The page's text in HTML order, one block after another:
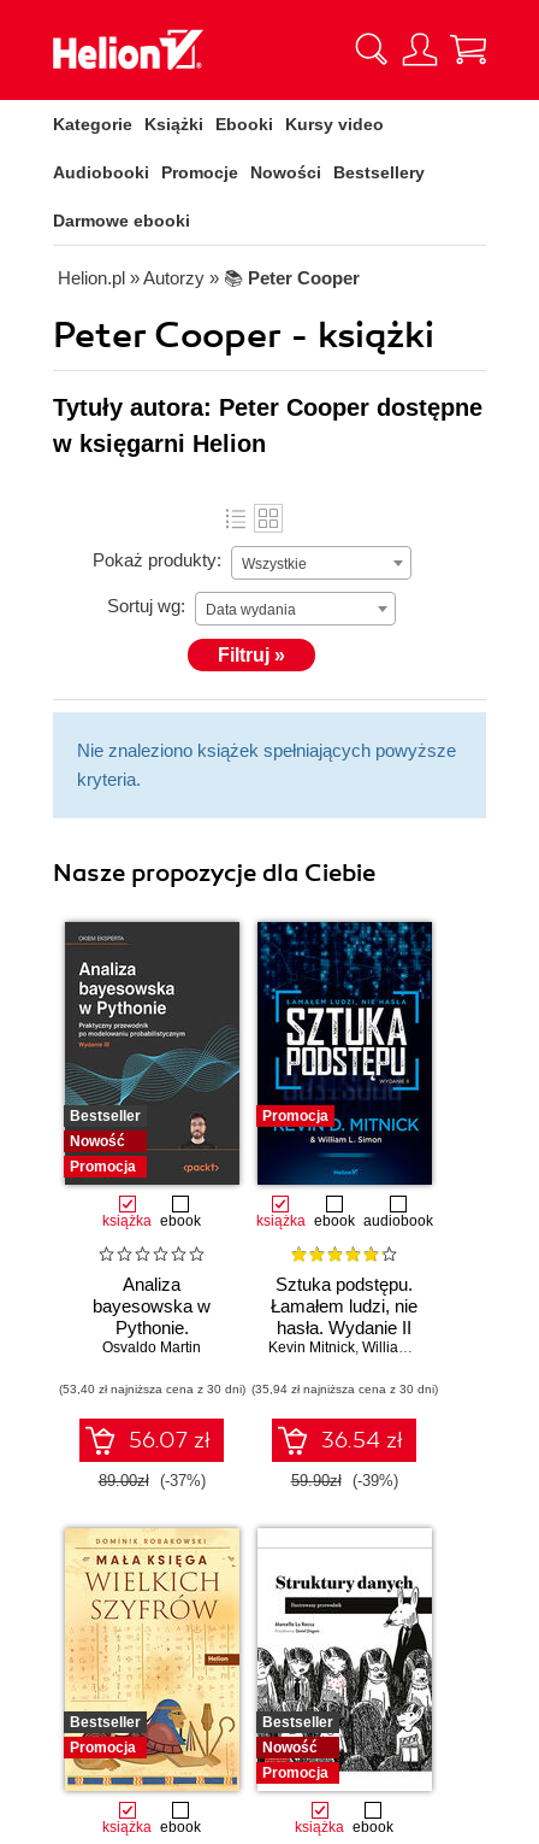
Kategorie Książki Ebooki Kursy video
Audiobooki Promocje Nowości Bestsellery
Darmowe ebooki
Helion.pl » Autorzy » 📚 Peter Cooper
Peter Cooper - książki
Tytuły autora: Peter Cooper dostępne
w księgarni Helion
Pokaż produkty: Wszystkie
Sortuj wg: Data wydania
Filtruj »
Nie znaleziono książek spełniających powyższe
kryteria.
Nasze propozycje dla Ciebie
Bestseller
Nowość
Promocja
książka ebook
Analiza
bayesowska w
Pythonie.
Praktyczny
modelowaniu
probabilistycznym.
Wydanie III
Osvaldo Martin
(53,40 zł najniższa cena z 30 dni)
56.07 zł
89.00zł (-37%)
Promocja
książka ebook audiobook
Sztuka podstępu.
Łamałem ludzi, nie
hasła. Wydanie II
Kevin Mitnick, William L. Simon
(35,94 zł najniższa cena z 30 dni)
36.54 zł
59.90zł (-39%)
Bestseller
Promocja
książka ebook
Bestseller
Nowość
Promocja
książka ebook